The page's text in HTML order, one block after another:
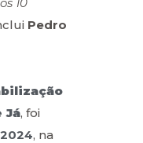
Pedro
Já, foi
, na